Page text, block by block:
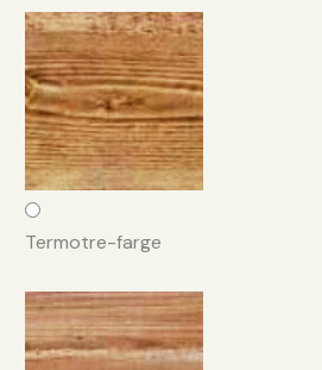
Termotre-farge